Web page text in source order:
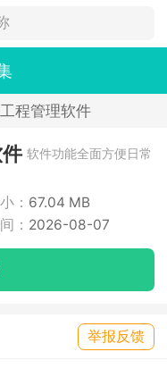
程管理软件
软件功能全面方便日常
： 67.04 MB
： 2026-08-07
举报反馈